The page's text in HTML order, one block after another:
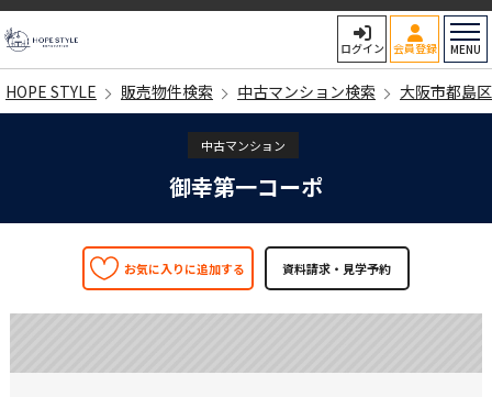
ログイン 会員登録 MENU
HOPE STYLE 販売物件検索 中古マンション検索 大阪市都島
中古マンション
御幸第一コーポ
お気に入りに追加する